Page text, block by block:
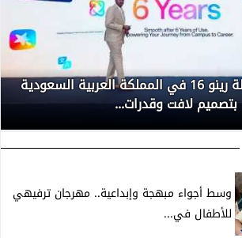
أوبو تطلق سلسلة رينو 16 في المملكة العربية السعودية
بتصميم لافت وقدرات...
وسط أجواء مبهجة وإبداعية.. مهرجان ترفيهي
للأطفال في...